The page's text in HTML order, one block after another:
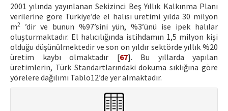
2001 yılında yayınlanan Sekizinci Beş Yıllık Kalkınma Planı
verilerine göre Türkiye’de el halısı üretimi yılda 30 milyon
m2
’dir ve bunun %97’sini yün, %3’ünü ise ipek halılar
oluşturmaktadır. El halıcılığında istihdamın 1,5 milyon kişi
olduğu düşünülmektedir ve son on yıldır sektörde yıllık %20
üretim kaybı olmaktadır [67]. Bu yıllarda yapılan
üretimlerin, Türk Standartlarındaki dokuma sıklığına göre
yörelere dağılımı Tablo12’de yer almaktadır.